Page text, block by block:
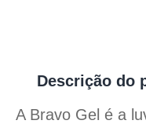
Descrição do
A Bravo Gel é a